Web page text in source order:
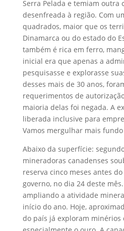
Serra Pelada e temiam outra
desenfreada à região. Com
quadrados, maior que os
Dinamarca ou do estado do
também é rica em ferro,
inicial era que apenas a
pesquisasse e explorasse
desses mais de 30 anos,
requerimentos de
maioria delas foi negada. A
liberada inclusive para
Vamos mergulhar mais
Abaixo da superfície:
mineradoras canadenses
reserva cinco meses antes
governo, no dia 24 deste
ampliando a atividade
início do ano. Hoje,
do país já exploram